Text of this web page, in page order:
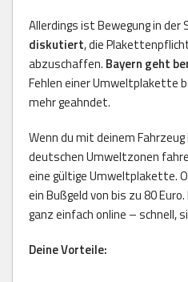
Allerdings ist Bewegung in der
diskutiert, die
abzuschaffen. Bayern geht
Fehlen einer Umweltplakette
mehr geahndet.
Wenn du mit deinem
deutschen Umweltzonen
eine gültige Umweltplakette.
ein Bußgeld von bis zu 80
ganz einfach online – schnell,
Deine Vorteile: